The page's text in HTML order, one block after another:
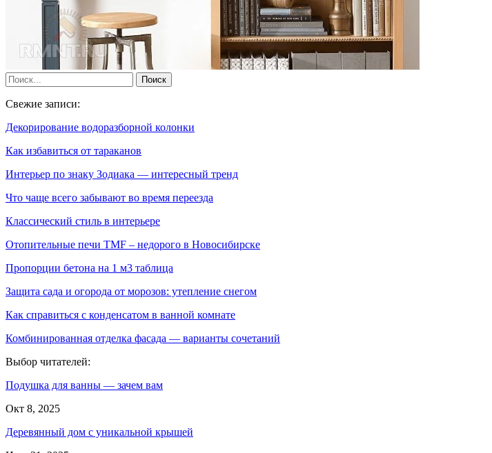
Свежие записи:
Декорирование водоразборной колонки
Как избавиться от тараканов
Интерьер по знаку Зодиака — интересный тренд
Что чаще всего забывают во время переезда
Классический стиль в интерьере
Отопительные печи TMF – недорого в Новосибирске
Пропорции бетона на 1 м3 таблица
Защита сада и огорода от морозов: утепление снегом
Как справиться с конденсатом в ванной комнате
Комбинированная отделка фасада — варианты сочетаний
Выбор читателей:
Подушка для ванны — зачем вам
Окт 8, 2025
Деревянный дом с уникальной крышей